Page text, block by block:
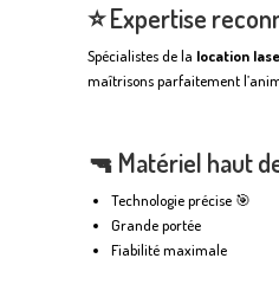
⭐ Expertise
Spécialistes de la location
maîtrisons parfaitement
🔫 Matériel haut
Technologie précise 🎯
Grande portée
Fiabilité maximale